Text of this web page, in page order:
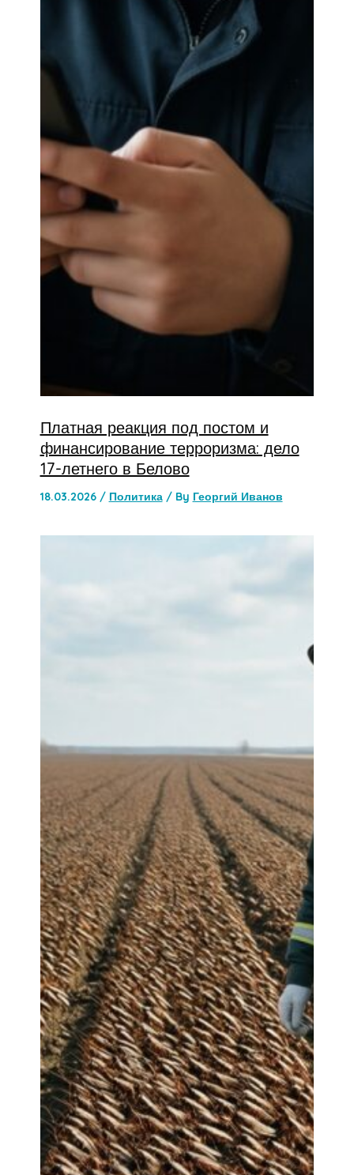
Платная реакция под постом и
финансирование терроризма: дело
17-летнего в Белово
18.03.2026 / Политика/ By Георгий Иванов